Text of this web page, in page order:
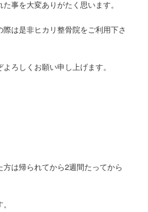
事を大変ありがたく思います。
は是非ヒカリ整骨院をご利用下さ
ろしくお願い申し上げます。
は帰られてから2週間たってから